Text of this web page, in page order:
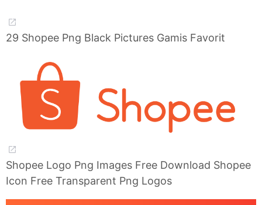
29 Shopee Png Black Pictures Gamis Favorit
Shopee Logo Png Images Free Download Shopee
Icon Free Transparent Png Logos